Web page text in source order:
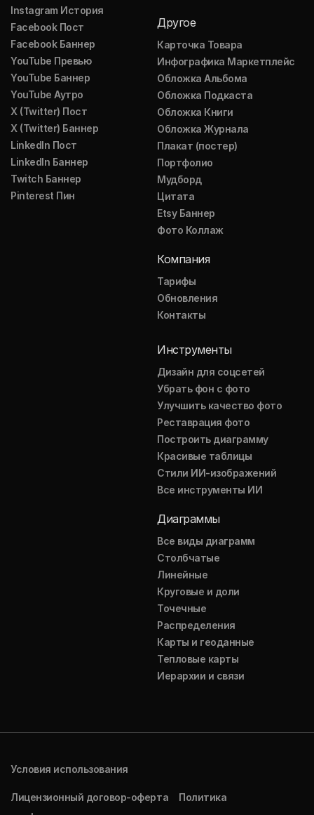
Instagram История
Facebook Пост
Facebook Баннер
YouTube Превью
YouTube Баннер
YouTube Аутро
X (Twitter) Пост
X (Twitter) Баннер
LinkedIn Пост
LinkedIn Баннер
Twitch Баннер
Pinterest Пин
Другое
Карточка Товара
Инфографика Маркетплейс
Обложка Альбома
Обложка Подкаста
Обложка Книги
Обложка Журнала
Плакат (постер)
Портфолио
Мудборд
Цитата
Etsy Баннер
Фото Коллаж
Компания
Тарифы
Обновления
Контакты
Инструменты
Дизайн для соцсетей
Убрать фон с фото
Улучшить качество фото
Реставрация фото
Построить диаграмму
Красивые таблицы
Стили ИИ-изображений
Все инструменты ИИ
Диаграммы
Все виды диаграмм
Столбчатые
Линейные
Круговые и доли
Точечные
Распределения
Карты и геоданные
Тепловые карты
Иерархии и связи
Условия использования
Лицензионный договор-оферта
Политика